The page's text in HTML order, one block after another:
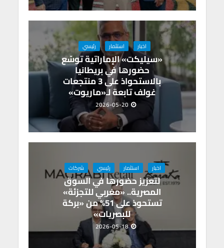
اخبار استثمار رئيسي
«سيليكت» الإماراتية توسّع
حضورها في بريطانيا
بالاستحواذ على 3 منتجعات
غولف تابعة لـ«ماريوت»
2026-05-20
اخبار استثمار رئيسي شركات
لتعزيز حضورها في السوق
المصرية.. «مغربي للتجزئة»
تستحوذ على 51% من «بركة
للبصريات»
2026-05-18